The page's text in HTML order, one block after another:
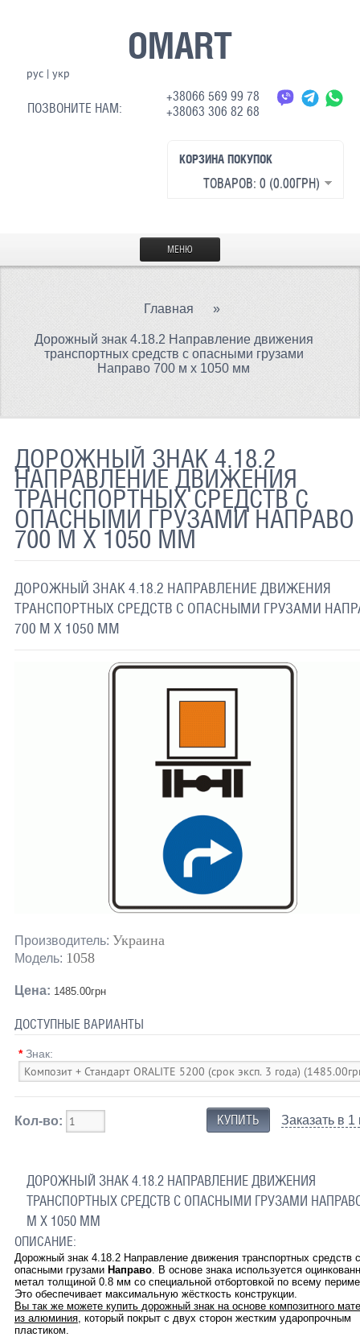
OMART
рус| укр
ПОЗВОНИТЕ НАМ:
+38066 569 99 78
+38063 306 82 68
КОРЗИНА ПОКУПОК
ТОВАРОВ: 0 (0.00ГРН)
МЕНЮ
МАТЕРИАЛЫ
СВЕТООТРАЖАЮЩАЯ ТКАНЬ
СВЕТООТРАЖАЮЩАЯ ПЛЕНКА
СВЕТООТРАЖАЮЩИЕ ДОРОЖНЫЕ ЗНАКИ
СВЕТООТРАЖАЮЩАЯ КРАСКА
СВЕТЯЩАЯСЯ КРАСКА
ДОСТАВКА
Главная »
Дорожный знак 4.18.2 Направление движения
транспортных средств с опасными грузами
Направо 700 м х 1050 мм
ДОРОЖНЫЙ ЗНАК 4.18.2
НАПРАВЛЕНИЕ ДВИЖЕНИЯ
ТРАНСПОРТНЫХ СРЕДСТВ С
ОПАСНЫМИ ГРУЗАМИ НАПРАВО
700 М Х 1050 ММ
ДОРОЖНЫЙ ЗНАК 4.18.2 НАПРАВЛЕНИЕ ДВИЖЕНИЯ
ТРАНСПОРТНЫХ СРЕДСТВ С ОПАСНЫМИ ГРУЗАМИ
700 М Х 1050 ММ
Производитель: Украина
Модель: 1058
Цена: 1485.00грн
ДОСТУПНЫЕ ВАРИАНТЫ
* Знак:
Кол-во: Заказать в 1
ДОРОЖНЫЙ ЗНАК 4.18.2 НАПРАВЛЕНИЕ ДВИЖЕНИЯ
ТРАНСПОРТНЫХ СРЕДСТВ С ОПАСНЫМИ ГРУЗАМИ
М Х 1050 ММ
ОПИСАНИЕ:
Дорожный знак 4.18.2 Направление движения транспортных средств с
опасными грузами Направо. В основе знака используется
метал толщиной 0.8 мм со специальной отбортовкой по всему
Это обеспечивает максимальную жёсткость конструкции.
Вы так же можете купить дорожный знак на основе композитного
из алюминия, который покрыт с двух сторон жестким ударопрочным
пластиком.